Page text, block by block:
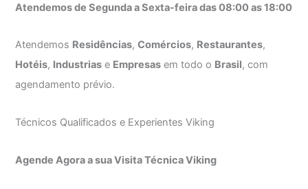
Atendemos de Segunda a Sexta-feira das 08:00 as 18:00
Atendemos Residências,Comércios, Restaurantes,
Hotéis, Industrias e Empresas em todo o Brasil, com
agendamento prévio.
Técnicos Qualificados e Experientes Viking
Agende Agora a sua Visita Técnica Viking